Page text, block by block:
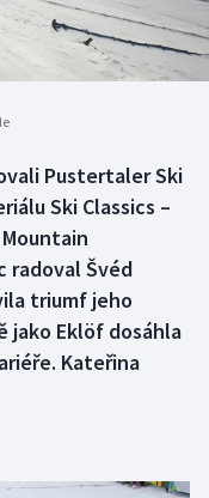
Pustertaler Ski
Ski Classics –
radoval Švéd
triumf jeho
jako Eklöf dosáhla
Kateřina